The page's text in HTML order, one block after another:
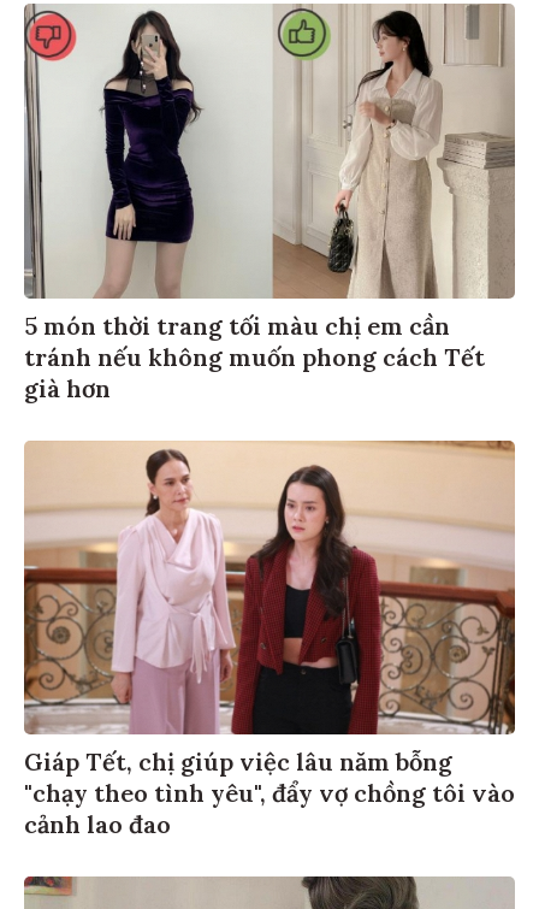
5 món thời trang tối màu chị em cần
tránh nếu không muốn phong cách Tết
già hơn
Giáp Tết, chị giúp việc lâu năm bỗng
"chạy theo tình yêu", đẩy vợ chồng tôi vào
cảnh lao đao